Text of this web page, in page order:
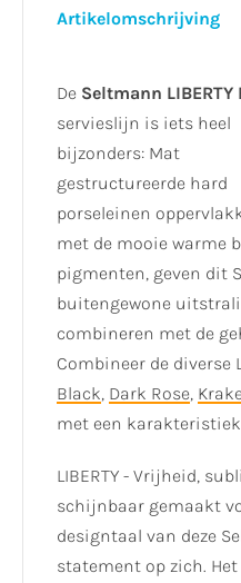
Artikelomschrijving
De Seltmann LIBERTY
servieslijn is iets heel
bijzonders: Mat
gestructureerde hard
porseleinen
met de mooie warme
pigmenten, geven dit
buitengewone
combineren met de
Combineer de diverse
Black, Dark Rose,
met een
LIBERTY - Vrijheid,
schijnbaar gemaakt
designtaal van deze
statement op zich.